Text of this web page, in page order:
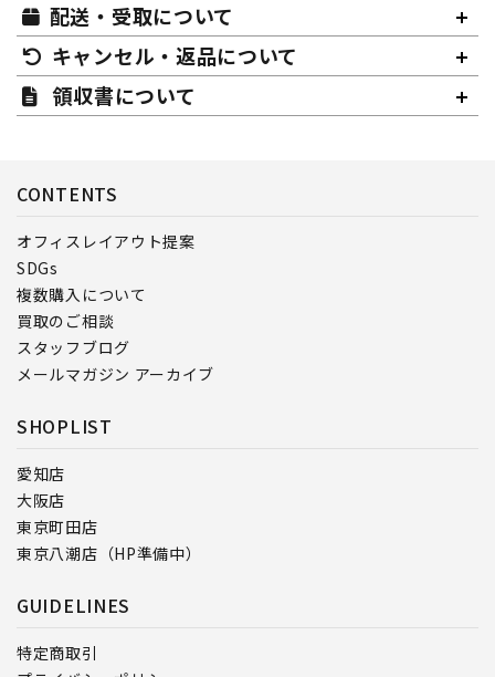
配送・受取について
キャンセル・返品について
領収書について
CONTENTS
オフィスレイアウト提案
SDGs
複数購入について
買取のご相談
スタッフブログ
メールマガジン アーカイブ
SHOPLIST
愛知店
大阪店
東京町田店
東京八潮店（HP準備中）
GUIDELINES
特定商取引